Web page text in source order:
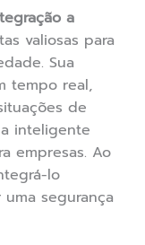
a
valiosas para
Sua
tempo real,
de
inteligente
empresas. Ao
lo
segurança